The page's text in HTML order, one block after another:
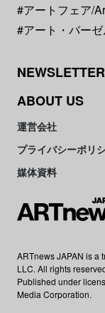
#アートフェア/
#アート・バー
ABOUT US
運営会社
プライバシーポリ
媒体資料
ARTnews JAPAN is a
LLC. All rights
Published under
Media Corporation.